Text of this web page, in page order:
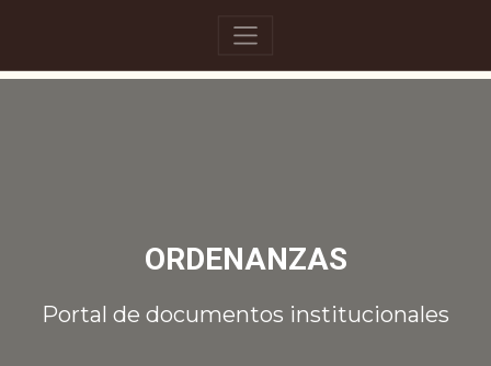
ORDENANZAS
Portal de documentos institucionales